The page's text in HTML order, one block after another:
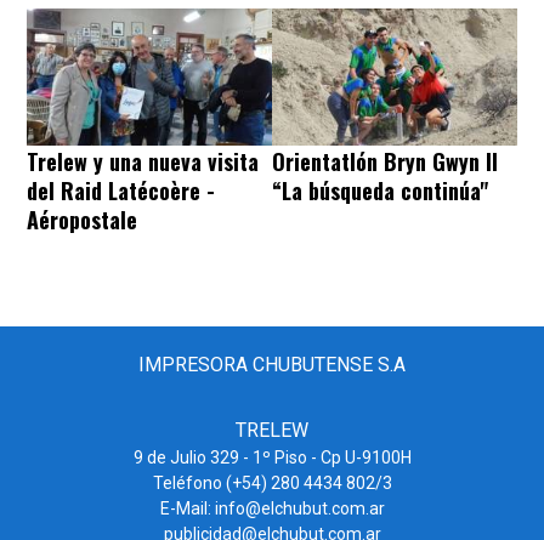
Trelew y una nueva visita
del Raid Latécoère -
Aéropostale
Orientatlón Bryn Gwyn II
“La búsqueda continúa"
IMPRESORA CHUBUTENSE S.A
TRELEW
9 de Julio 329 - 1º Piso - Cp U-9100H
Teléfono (+54) 280 4434 802/3
E-Mail: info@elchubut.com.ar
publicidad@elchubut.com.ar